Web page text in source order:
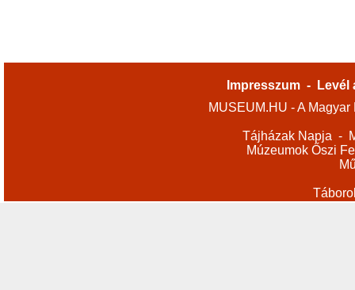
Impresszum -
Levél
MUSEUM.HU - A
Tájházak Napja -
Múzeumok Őszi